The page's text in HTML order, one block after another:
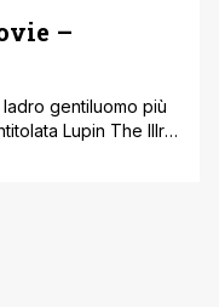
–
gentiluomo più
Lupin The IIIrd: